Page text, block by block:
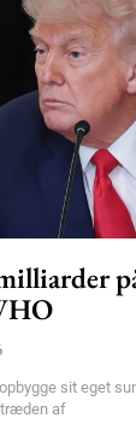
sit eget
af